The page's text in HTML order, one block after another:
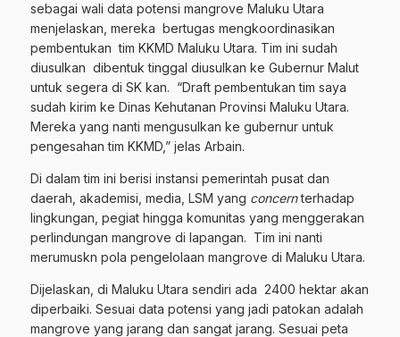
sebagai wali data potensi mangrove Maluku Utara
menjelaskan, mereka bertugas mengkoordinasikan
pembentukan tim KKMD Maluku Utara. Tim ini sudah
diusulkan dibentuk tinggal diusulkan ke Gubernur Malut
untuk segera di SK kan. “Draft pembentukan tim saya
sudah kirim ke Dinas Kehutanan Provinsi Maluku Utara.
Mereka yang nanti mengusulkan ke gubernur untuk
pengesahan tim KKMD,” jelas Arbain.
Di dalam tim ini berisi instansi pemerintah pusat dan
daerah, akademisi, media, LSM yang concernterhadap
lingkungan, pegiat hingga komunitas yang menggerakan
perlindungan mangrove di lapangan. Tim ini nanti
merumuskn pola pengelolaan mangrove di Maluku Utara.
Dijelaskan, di Maluku Utara sendiri ada 2400 hektar akan
diperbaiki. Sesuai data potensi yang jadi patokan adalah
mangrove yang jarang dan sangat jarang. Sesuai peta